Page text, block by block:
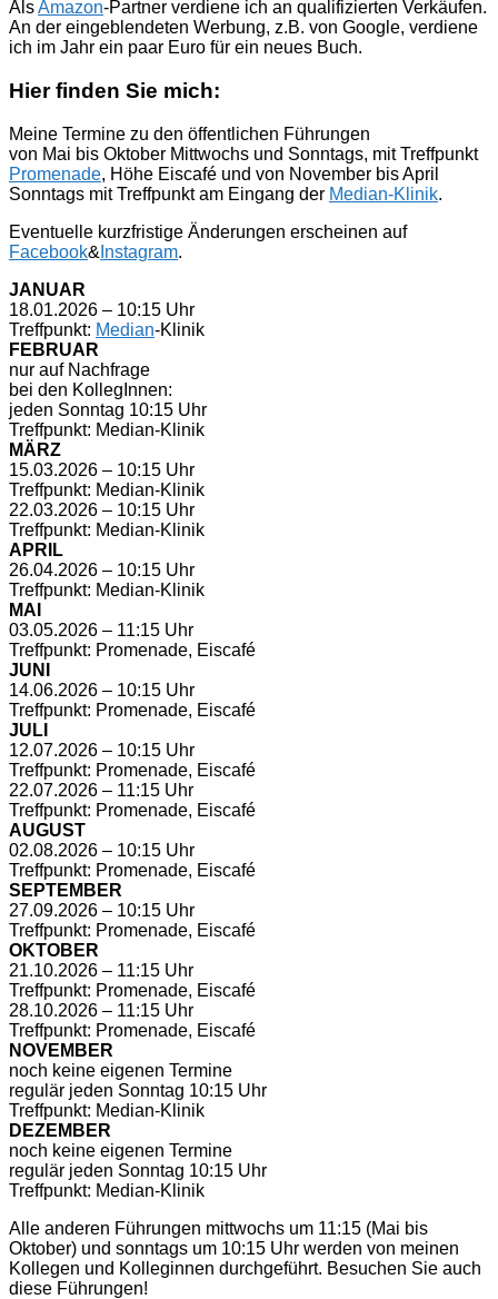
AlsAmazon-Partner verdiene ich an qualifizierten Verkäufen.
An der eingeblendeten Werbung, z.B. von Google, verdiene
ich im Jahr ein paar Euro für ein neues Buch.
Hier finden Sie mich:
Meine Termine zu den öffentlichen Führungen
von Mai bis Oktober Mittwochs und Sonntags, mit Treffpunkt
Promenade, Höhe Eiscafé und von November bis April
Sonntags mit Treffpunkt am Eingang der Median-Klinik.
Eventuelle kurzfristige Änderungen erscheinen auf
Facebook& Instagram.
JANUAR
18.01.2026 – 10:15 Uhr
Treffpunkt: Median-Klinik
FEBRUAR
nur auf Nachfrage
bei den KollegInnen:
jeden Sonntag 10:15 Uhr
Treffpunkt: Median-Klinik
MÄRZ
15.03.2026 – 10:15 Uhr
Treffpunkt: Median-Klinik
22.03.2026 – 10:15 Uhr
Treffpunkt: Median-Klinik
APRIL
26.04.2026 – 10:15 Uhr
Treffpunkt: Median-Klinik
MAI
03.05.2026 – 11:15 Uhr
Treffpunkt: Promenade, Eiscafé
JUNI
14.06.2026 – 10:15 Uhr
Treffpunkt: Promenade, Eiscafé
JULI
12.07.2026 – 10:15 Uhr
Treffpunkt: Promenade, Eiscafé
22.07.2026 – 11:15 Uhr
Treffpunkt: Promenade, Eiscafé
AUGUST
02.08.2026 – 10:15 Uhr
Treffpunkt: Promenade, Eiscafé
SEPTEMBER
27.09.2026 – 10:15 Uhr
Treffpunkt: Promenade, Eiscafé
OKTOBER
21.10.2026 – 11:15 Uhr
Treffpunkt: Promenade, Eiscafé
28.10.2026 – 11:15 Uhr
Treffpunkt: Promenade, Eiscafé
NOVEMBER
noch keine eigenen Termine
regulär jeden Sonntag 10:15 Uhr
Treffpunkt: Median-Klinik
DEZEMBER
noch keine eigenen Termine
regulär jeden Sonntag 10:15 Uhr
Treffpunkt: Median-Klinik
Alle anderen Führungen mittwochs um 11:15 (Mai bis
Oktober) und sonntags um 10:15 Uhr werden von meinen
Kollegen und Kolleginnen durchgeführt. Besuchen Sie auch
diese Führungen!